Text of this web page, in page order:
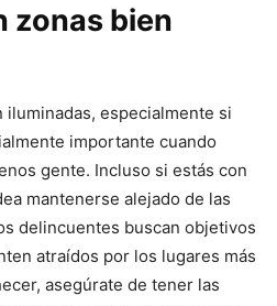
zonas bien
iluminadas, especialmente si
importante cuando
gente. Incluso si estás con
mantenerse alejado de las
delincuentes buscan objetivos
atraídos por los lugares más
asegúrate de tener las